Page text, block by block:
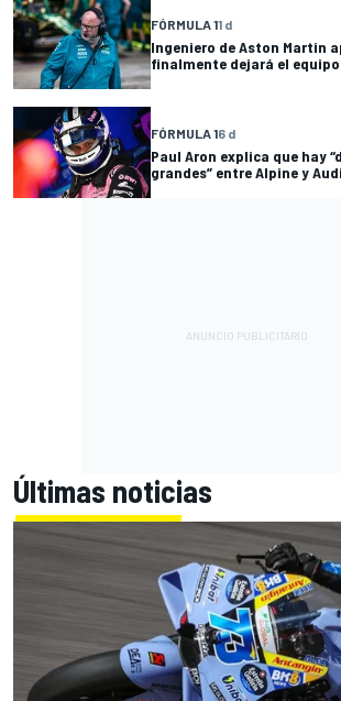
FÓRMULA 11 d
Ingeniero de Aston Martin
finalmente dejará el equipo
FÓRMULA 16 d
Paul Aron explica que hay
grandes” entre Alpine y
Últimas noticias